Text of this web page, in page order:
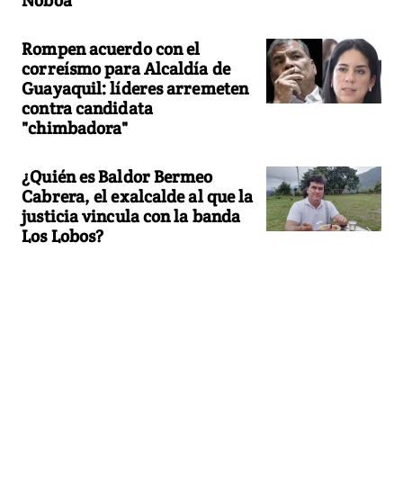
Rompen acuerdo con el
correísmo para Alcaldía de
Guayaquil: líderes arremeten
contra candidata
"chimbadora"
¿Quién es Baldor Bermeo
Cabrera, el exalcalde al que la
justicia vincula con la banda
Los Lobos?